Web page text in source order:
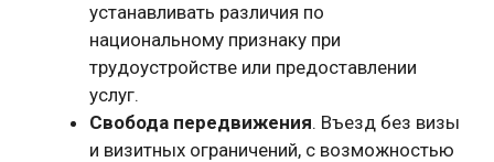
устанавливать различия по
национальному признаку при
трудоустройстве или предоставлении
услуг.
Свобода передвижения. Въезд без визы
и визитных ограничений, с возможностью